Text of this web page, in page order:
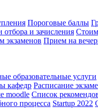
Пороговые баллы
и зачисления
экзаменов Прием на
образовательные услуги
кафедр Расписание
moodle Список
процесса Startup 2022